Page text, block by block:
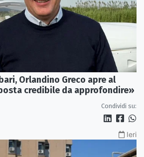
Orlandino Greco apre al
credibile da approfondire»
Condividi su:
Ieri